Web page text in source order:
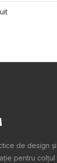
de design
pentru colţul